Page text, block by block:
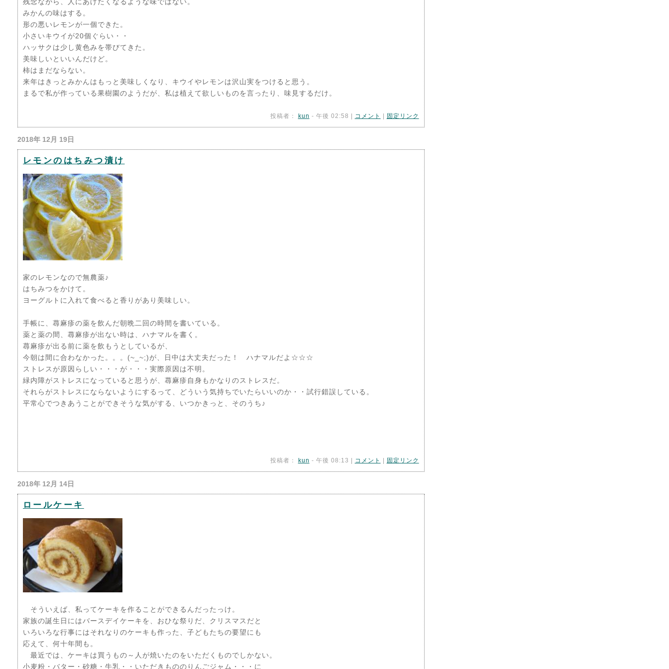
みかんの味はする。
形の悪いレモンが一個できた。
小さいキウイが20個ぐらい・・
ハッサクは少し黄色みを帯びてきた。
美味しいといいんだけど。
柿はまだならない。
来年はきっとみかんはもっと美味しくなり、キウイやレモンは沢山実をつけると思う。
まるで私が作っている果樹園のようだが、私は植えて欲しいものを言ったり、味見するだけ。
投稿者： kun - 午後 02:58 | コメント 固定リンク
2018年 12月 19日
レモンのはちみつ漬け
家のレモンなので無農薬♪
はちみつをかけて。
ヨーグルトに入れて食べると香りがあり美味しい。
手帳に、蕁麻疹の薬を飲んだ朝晩二回の時間を書いている。
薬と薬の間、蕁麻疹が出ない時は、ハナマルを書く。
蕁麻疹が出る前に薬を飲もうとしているが、
今朝は間に合わなかった。。。(~_~;)が、日中は大丈夫だった！ ハナマルだよ☆☆☆
ストレスが原因らしい・・・が・・・実際原因は不明。
緑内障がストレスになっていると思うが、蕁麻疹自身もかなりのストレスだ。
それらがストレスにならないようにするって、どういう気持ちでいたらいいのか・・試行錯誤している。
平常心でつきあうことができそうな気がする、いつかきっと、そのうち♪
投稿者： kun - 午後 08:13 | コメント 固定リンク
2018年 12月 14日
ロールケーキ
そういえば、私ってケーキを作ることができるんだったっけ。
家族の誕生日にはバースデイケーキを、おひな祭りだ、クリスマスだと
いろいろな行事にはそれなりのケーキも作った、子どもたちの要望にも
応えて、何十年間も。
最近では、ケーキは買うもの～人が焼いたのをいただくものでしかない。
小麦粉・バター・砂糖・牛乳・・いただきもののりんごジャム・・・に